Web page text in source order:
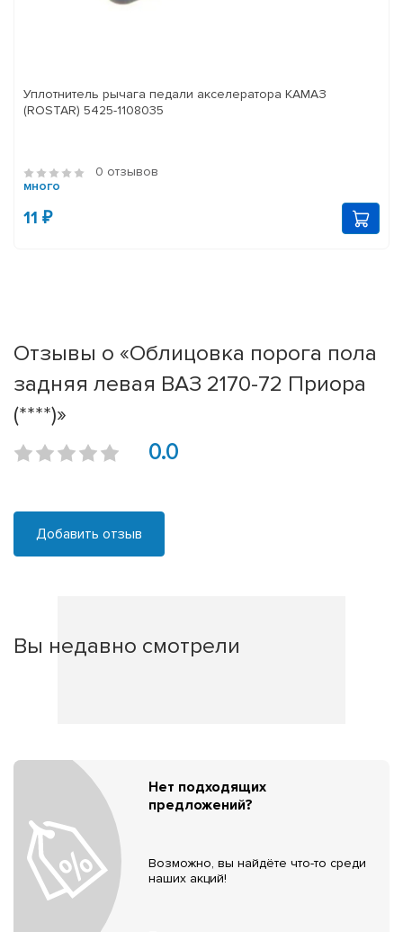
Уплотнитель рычага педали акселератора КАМАЗ
(ROSTAR) 5425-1108035
0 отзывов
много
11 ₽
Отзывы о «Облицовка порога пола
задняя левая ВАЗ 2170-72 Приора
(****)»
0.0
Добавить отзыв
Вы недавно смотрели
Нет подходящих
предложений?
Возможно, вы найдёте что-то среди
наших акций!